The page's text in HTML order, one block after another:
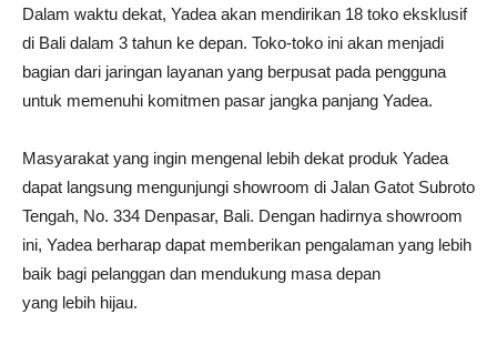
Dalam waktu dekat, Yadea akan mendirikan 18 toko eksklusif
di Bali dalam 3 tahun ke depan. Toko-toko ini akan menjadi
bagian dari jaringan layanan yang berpusat pada pengguna
untuk memenuhi komitmen pasar jangka panjang Yadea.
Masyarakat yang ingin mengenal lebih dekat produk Yadea
dapat langsung mengunjungi showroom di Jalan Gatot Subroto
Tengah, No. 334 Denpasar, Bali. Dengan hadirnya showroom
ini, Yadea berharap dapat memberikan pengalaman yang lebih
baik bagi pelanggan dan mendukung masa depan
yang lebih hijau.